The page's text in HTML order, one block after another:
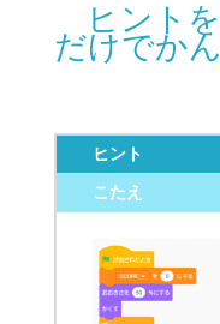
ヒントを
だけでか
ヒント
こたえ